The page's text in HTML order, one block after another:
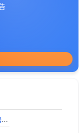
更顺溜
山东中煤工矿物资集团有限公司机械电器制造分公司